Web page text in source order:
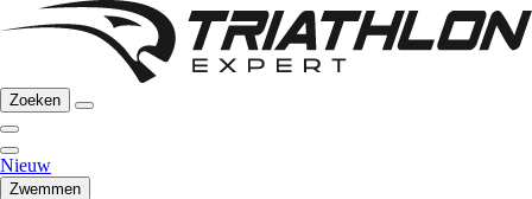
Zoeken
Nieuw
Zwemmen